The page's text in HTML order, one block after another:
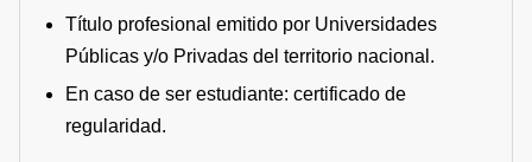
Título profesional emitido por Universidades
Públicas y/o Privadas del territorio nacional.
En caso de ser estudiante: certificado de
regularidad.